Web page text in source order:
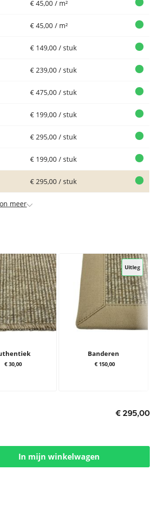
€ 45,00 / m²
€ 45,00 / m²
€ 149,00 / stuk
€ 239,00 / stuk
€ 475,00 / stuk
€ 199,00 / stuk
€ 295,00 / stuk
€ 199,00 / stuk
€ 295,00 / stuk
meer
€ 30,00
Uitleg
Banderen
€ 150,00
€ 295,00
In mijn winkelwagen